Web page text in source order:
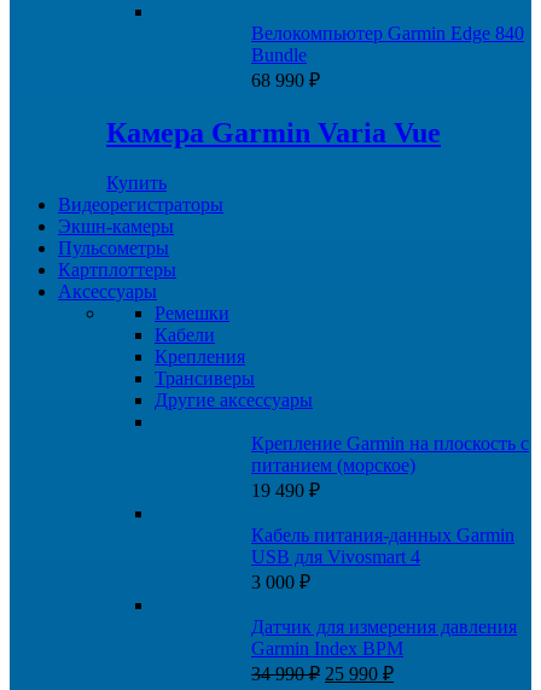
Велокомпьютер Garmin Edge 840
Bundle
68 990 ₽
Камера Garmin Varia Vue
Купить
Видеорегистраторы
Экшн-камеры
Пульсометры
Картплоттеры
Аксессуары
Ремешки
Кабели
Крепления
Трансиверы
Другие аксессуары
Крепление Garmin на плоскость с
питанием (морское)
19 490 ₽
Кабель питания-данных Garmin
USB для Vivosmart 4
3 000 ₽
Датчик для измерения давления
Garmin Index BPM
34 990₽ Первоначальная
25 990 ₽Текущая